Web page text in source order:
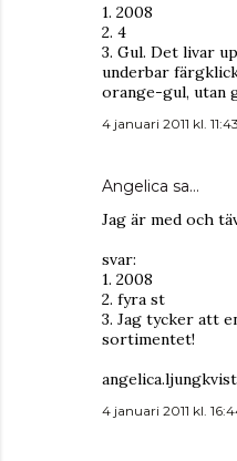
1. 2008
2. 4
3. Gul. Det livar
underbar
orange-gul, utan
4 januari 2011 kl. 11:43
Angelica sa…
Jag är med och
svar:
1. 2008
2. fyra st
3. Jag tycker att
sortimentet!
4 januari 2011 kl.